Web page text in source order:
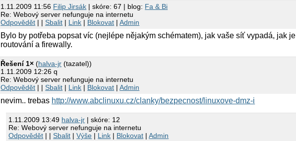
1.11.2009 11:56 Filip Jirsák | skóre: 67 | blog: Fa & Bi
Re: Webový server nefunguje na internetu
Odpovědět | |Sbalit | Link | Blokovat |Admin
Bylo by potřeba popsat víc (nejlépe nějakým schématem), jak vaše síť vypadá, jak
routování a firewally.
Řešení 1× (halva-jr (tazatel))
1.11.2009 12:26 q
Re: Webový server nefunguje na internetu
Odpovědět | |Sbalit | Link | Blokovat |Admin
nevim.. trebas http://www.abclinuxu.cz/clanky/bezpecnost/linuxove-dmz-i
1.11.2009 13:49 halva-jr | skóre: 12
Re: Webový server nefunguje na internetu
Odpovědět | |Sbalit |Výše | Link | Blokovat |Admin